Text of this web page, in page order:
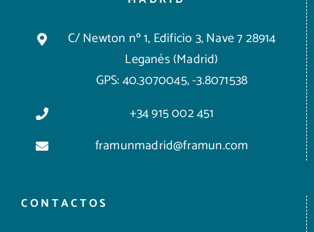
C/ Newton nº 1, Edificio 3, Nave 7 28914
Leganés (Madrid)
GPS: 40.3070045, -3.8071538
+34 915 002 451
framunmadrid@framun.com
CONTACTOS